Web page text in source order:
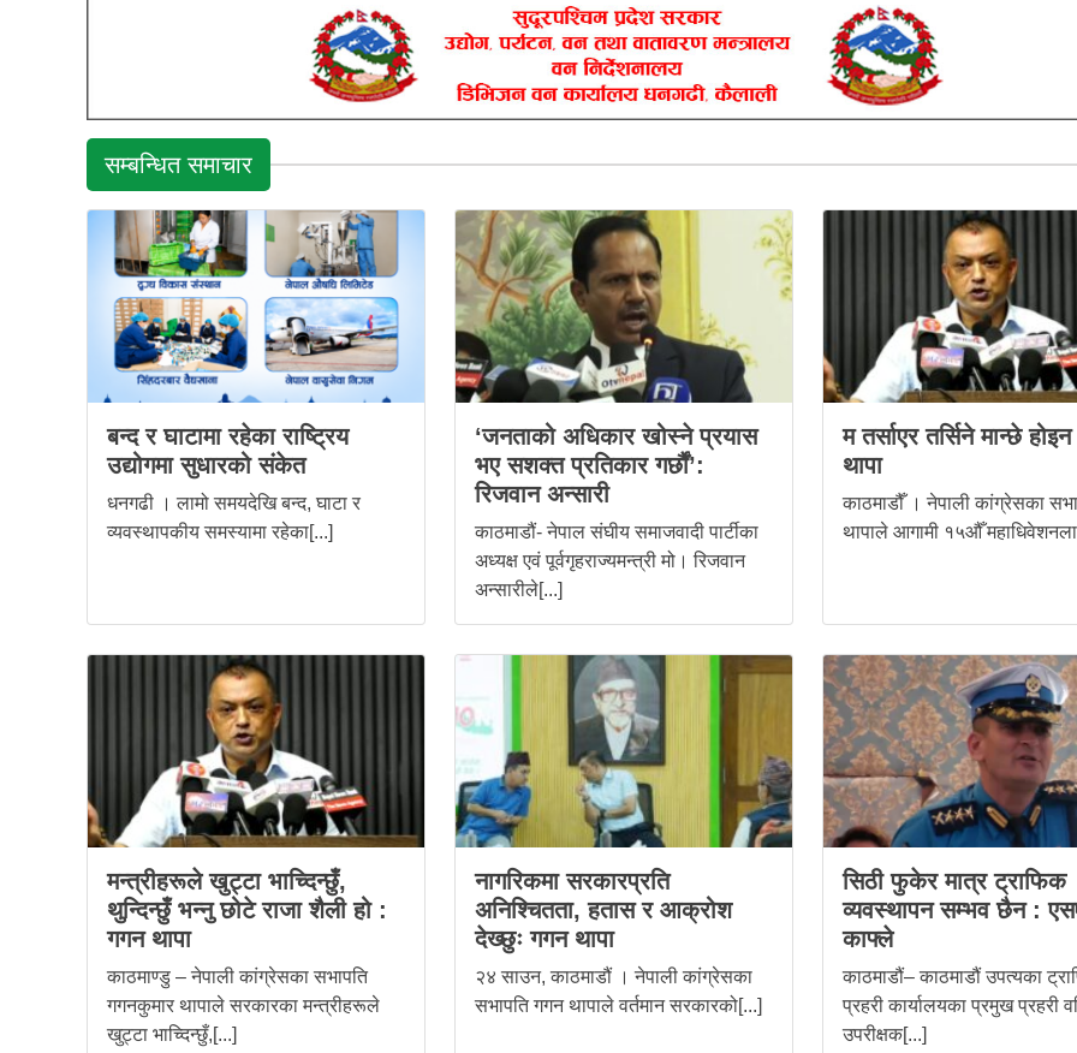
सम्बन्धित समाचार
बन्द र घाटामा रहेका राष्ट्रिय
उद्योगमा सुधारको संकेत
धनगढी । लामो समयदेखि बन्द, घाटा र
व्यवस्थापकीय समस्यामा रहेका[...]
‘जनताको अधिकार खोस्ने प्रयास
भए सशक्त प्रतिकार गर्छौं’:
रिजवान अन्सारी
काठमाडौं- नेपाल संघीय समाजवादी पार्टीका
अध्यक्ष एवं पूर्वगृहराज्यमन्त्री मो। रिजवान
अन्सारीले[...]
म तर्साएर तर्सिने मान्छे
थापा
काठमाडौँ । नेपाली कांग्रेसका
थापाले आगामी १५औँ
मन्त्रीहरूले खुट्टा भाच्दिन्छुँ,
थुन्दिन्छुँ भन्नु छोटे राजा शैली हो :
गगन थापा
काठमाण्डु – नेपाली कांग्रेसका सभापति
गगनकुमार थापाले सरकारका मन्त्रीहरूले
खुट्टा भाच्दिन्छुँ,[...]
नागरिकमा सरकारप्रति
अनिश्चितता, हतास र आक्रोश
देख्छुः गगन थापा
२४ साउन, काठमाडौं । नेपाली कांग्रेसका
सभापति गगन थापाले वर्तमान सरकारको[...]
सिठी फुकेर मात्र ट्राफिक
व्यवस्थापन सम्भव छैन :
काफ्ले
काठमाडौं– काठमाडौं उपत्यका
प्रहरी कार्यालयका प्रमुख प्रहरी
उपरीक्षक[...]